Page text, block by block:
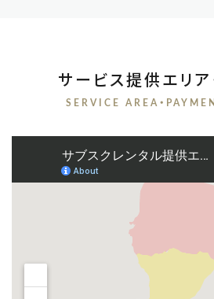
サービス提供エリ
SERVICE AREA・